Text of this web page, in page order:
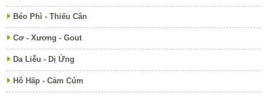
Béo Phì - Thiếu Cân
Cơ - Xương - Gout
Da Liễu - Dị Ứng
Hô Hấp - Cảm Cúm